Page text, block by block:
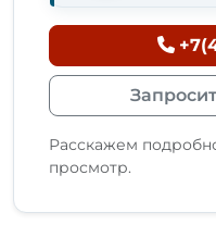
Расскажем
просмотр.